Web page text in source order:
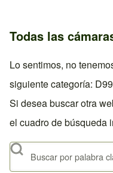
Todas las
Lo sentimos, no
siguiente categoría:
Si desea buscar otra
el cuadro de búsqueda
Buscar